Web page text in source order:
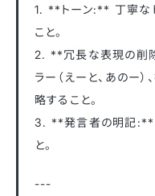
1. **トーン:** 丁寧な
こと。
2. **冗長な表現の削
ラー（えーと、あのー
略すること。
3. **発言者の明記:**
と。
---